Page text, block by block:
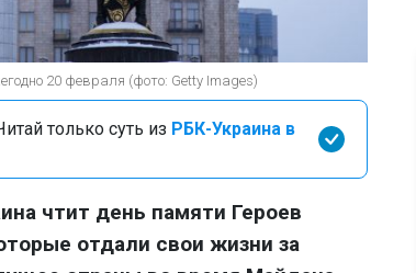
20 февраля (фото: Getty Images)
только суть из РБК-Украина в
чтит день памяти Героев
отдали свои жизни за